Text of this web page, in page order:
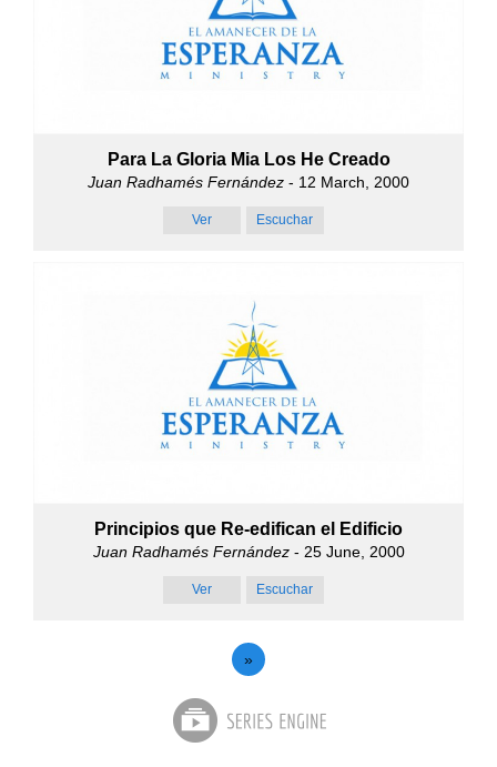
Para La Gloria Mia Los He Creado
Juan Radhamés Fernández - 12 March, 2000
Ver Escuchar
Principios que Re-edifican el Edificio
Juan Radhamés Fernández- 25 June, 2000
Ver Escuchar
»